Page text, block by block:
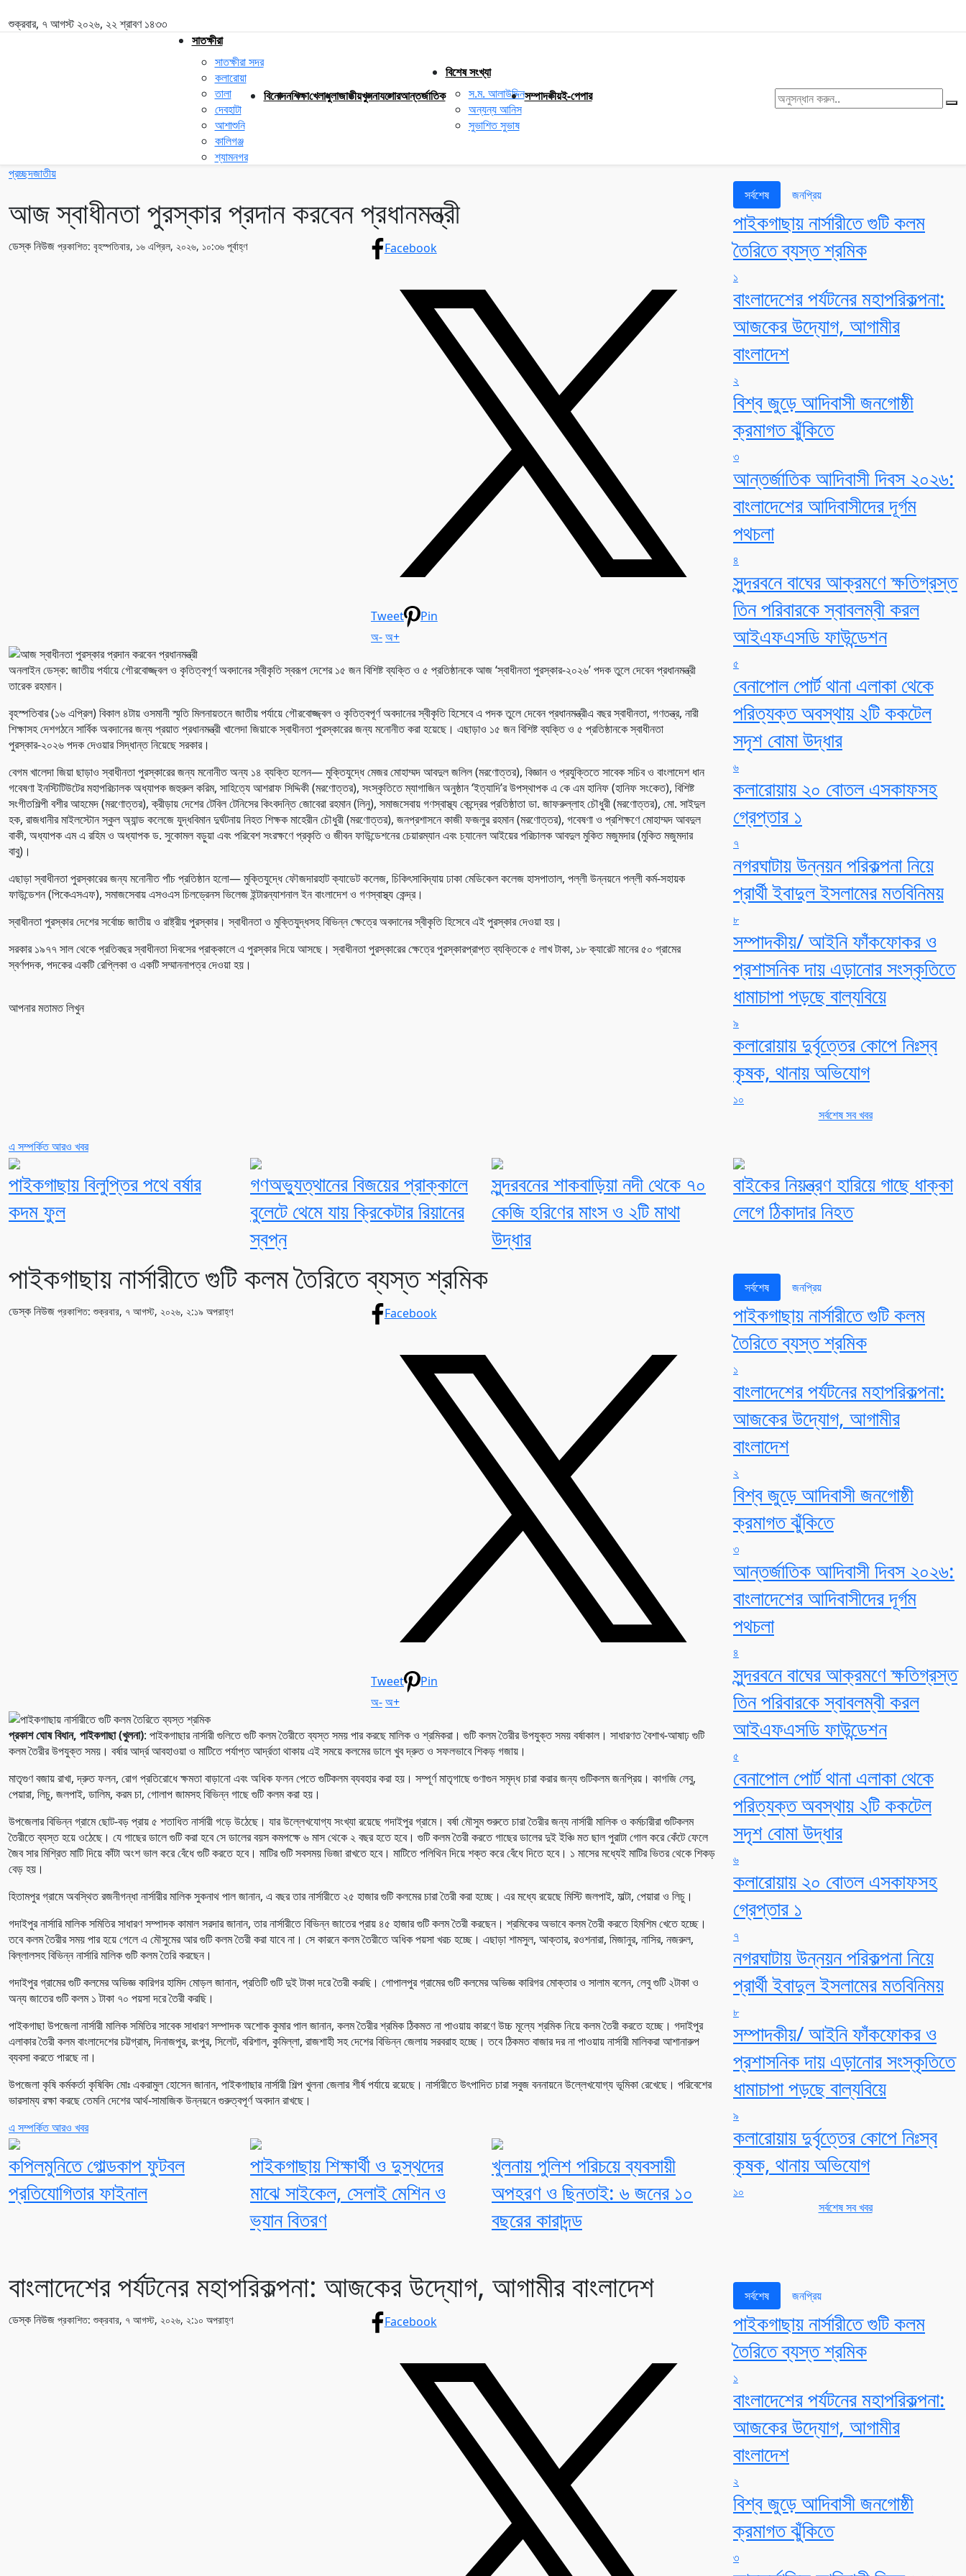
শুক্রবার, ৭ আগস্ট ২০২৬, ২২ শ্রাবণ ১৪৩৩
সাতক্ষীরা
সাতক্ষীরা সদর
কলারোয়া
তালা
দেবহাটা
আশাশুনি
কালিগঞ্জ
শ্যামনগর
বিনোদনশিক্ষাখেলাধুলাজাতীয়খুলনাযশোরআন্তর্জাতিক
বিশেষ সংখ্যা
স.ম. আলাউদ্দিন
অন্যন্য আনিস
সুভাশিত সুভাষ
সম্পাদকীয়ই-পেপার
প্রচ্ছদজাতীয়
আজ স্বাধীনতা পুরস্কার প্রদান করবেন প্রধানমন্ত্রী
ডেস্ক নিউজ প্রকাশিত: বৃহস্পতিবার, ১৬ এপ্রিল, ২০২৬, ১০:৩৬ পূর্বাহ্ণ Facebook
Tweet
Pin
অ-অ+
অনলাইন ডেস্ক: জাতীয় পর্যায়ে গৌরবোজ্জ্বল ও কৃতিত্বপূর্ণ অবদানের স্বীকৃতি স্বরূপ দেশের ১৫ জন বিশিষ্ট ব্যক্তি ও ৫ প্রতিষ্ঠানকে আজ ‘স্বাধীনতা পুরস্কার-২০২৬’ পদক তুলে দেবেন প্রধানমন্ত্রী
তারেক রহমান।
বৃহস্পতিবার (১৬ এপ্রিল) বিকাল ৪টায় ওসমানী স্মৃতি মিলনায়তনে জাতীয় পর্যায়ে গৌরবোজ্জ্বল ও কৃতিত্বপূর্ণ অবদানের স্বীকৃতি হিসেবে এ পদক তুলে দেবেন প্রধানমন্ত্রীএ বছর স্বাধীনতা, গণতন্ত্র, নারী
শিক্ষাসহ দেশগঠনে সার্বিক অবদানের জন্য প্রয়াত প্রধানমন্ত্রী খালেদা জিয়াকে স্বাধীনতা পুরস্কারের জন্য মনোনীত করা হয়েছে। এছাড়াও ১৫ জন বিশিষ্ট ব্যক্তি ও ৫ প্রতিষ্ঠানকে স্বাধীনতা
পুরস্কার-২০২৬ পদক দেওয়ার সিদ্ধান্ত নিয়েছে সরকার।
বেগম খালেদা জিয়া ছাড়াও স্বাধীনতা পুরস্কারের জন্য মনোনীত অন্য ১৪ ব্যক্তি হলেন— মুক্তিযুদ্ধে মেজর মোহাম্মদ আবদুল জলিল (মরণোত্তর), বিজ্ঞান ও প্রযুক্তিতে সাবেক সচিব ও বাংলাদেশ ধান
গবেষণা ইনস্টিটিউটের মহাপরিচালক অধ্যাপক জহুরুল করিম, সাহিত্যে আশরাফ সিদ্দিকী (মরণোত্তর), সংস্কৃতিতে ম্যাগাজিন অনুষ্ঠান ‘ইত্যাদি’র উপস্থাপক এ কে এম হানিফ (হানিফ সংকেত), বিশিষ্ট
সংগীতশিল্পী বশীর আহমেদ (মরণোত্তর), ক্রীড়ায় দেশের টেবিল টেনিসের কিংবদন্তি জোবেরা রহমান (লিনু), সমাজসেবায় গণস্বাস্থ্য কেন্দ্রের প্রতিষ্ঠাতা ডা. জাফরুল্লাহ চৌধুরী (মরণোত্তর), মো. সাইদুল
হক, রাজধানীর মাইলস্টোন স্কুল অ্যান্ড কলেজে যুদ্ধবিমান দুর্ঘটনায় নিহত শিক্ষক মাহেরীন চৌধুরী (মরণোত্তর), জনপ্রশাসনে কাজী ফজলুর রহমান (মরণোত্তর), গবেষণা ও প্রশিক্ষণে মোহাম্মদ আবদুল
বাকী, অধ্যাপক এম এ রহিম ও অধ্যাপক ড. সুকোমল বড়ুয়া এবং পরিবেশ সংরক্ষণে প্রকৃতি ও জীবন ফাউন্ডেশনের চেয়ারম্যান এবং চ্যানেল আইয়ের পরিচালক আবদুল মুকিত মজুমদার (মুকিত মজুমদার
বাবু)।
এছাড়া স্বাধীনতা পুরস্কারের জন্য মনোনীত পাঁচ প্রতিষ্ঠান হলো— মুক্তিযুদ্ধে ফৌজদারহাট ক্যাডেট কলেজ, চিকিৎসাবিদ্যায় ঢাকা মেডিকেল কলেজ হাসপাতাল, পল্লী উন্নয়নে পল্লী কর্ম-সহায়ক
ফাউন্ডেশন (পিকেএসএফ), সমাজসেবায় এসওএস চিলড্রেনস ভিলেজ ইন্টারন্যাশনাল ইন বাংলাদেশ ও গণস্বাস্থ্য কেন্দ্র।
স্বাধীনতা পুরস্কার দেশের সর্বোচ্চ জাতীয় ও রাষ্ট্রীয় পুরস্কার। স্বাধীনতা ও মুক্তিযুদ্ধসহ বিভিন্ন ক্ষেত্রে অবদানের স্বীকৃতি হিসেবে এই পুরস্কার দেওয়া হয়।
সরকার ১৯৭৭ সাল থেকে প্রতিবছর স্বাধীনতা দিবসের প্রাক্কালে এ পুরস্কার দিয়ে আসছে। স্বাধীনতা পুরস্কারের ক্ষেত্রে পুরস্কারপ্রাপ্ত ব্যক্তিকে ৫ লাখ টাকা, ১৮ ক্যারেট মানের ৫০ গ্রামের
স্বর্ণপদক, পদকের একটি রেপ্লিকা ও একটি সম্মাননাপত্র দেওয়া হয়।
আপনার মতামত লিখুন
সর্বশেষ জনপ্রিয়
পাইকগাছায় নার্সারীতে গুটি কলম
তৈরিতে ব্যস্ত শ্রমিক
১
বাংলাদেশের পর্যটনের মহাপরিকল্পনা:
আজকের উদ্যোগ, আগামীর
বাংলাদেশ
২
বিশ্ব জুড়ে আদিবাসী জনগোষ্ঠী
ক্রমাগত ঝুঁকিতে
৩
আন্তর্জাতিক আদিবাসী দিবস ২০২৬:
বাংলাদেশের আদিবাসীদের দূর্গম
পথচলা
৪
সুন্দরবনে বাঘের আক্রমণে ক্ষতিগ্রস্ত
তিন পরিবারকে স্বাবলম্বী করল
আইএফএসডি ফাউন্ডেশন
৫
বেনাপোল পোর্ট থানা এলাকা থেকে
পরিত্যক্ত অবস্থায় ২টি ককটেল
সদৃশ বোমা উদ্ধার
৬
কলারোয়ায় ২০ বোতল এসকাফসহ
গ্রেপ্তার ১
৭
নগরঘাটায় উন্নয়ন পরিকল্পনা নিয়ে
প্রার্থী ইবাদুল ইসলামের মতবিনিময়
৮
সম্পাদকীয়/ আইনি ফাঁকফোকর ও
প্রশাসনিক দায় এড়ানোর সংস্কৃতিতে
ধামাচাপা পড়ছে বাল্যবিয়ে
৯
কলারোয়ায় দুর্বৃত্তের কোপে নিঃস্ব
কৃষক, থানায় অভিযোগ
১০
সর্বশেষ সব খবর
এ সম্পর্কিত আরও খবর
পাইকগাছায় বিলুপ্তির পথে বর্ষার
কদম ফুল
গণঅভ্যুত্থানের বিজয়ের প্রাক্কালে
বুলেটে থেমে যায় ক্রিকেটার রিয়ানের
স্বপ্ন
সুন্দরবনের শাকবাড়িয়া নদী থেকে ৭০
কেজি হরিণের মাংস ও ২টি মাথা
উদ্ধার
বাইকের নিয়ন্ত্রণ হারিয়ে গাছে ধাক্কা
লেগে ঠিকাদার নিহত
পাইকগাছায় নার্সারীতে গুটি কলম তৈরিতে ব্যস্ত শ্রমিক
ডেস্ক নিউজ প্রকাশিত: শুক্রবার, ৭ আগস্ট, ২০২৬, ২:১৯ অপরাহ্ণ Facebook
Tweet
Pin
অ-অ+
প্রকাশ ঘোষ বিধান, পাইকগাছা (খুলনা): পাইকগাছার নার্সারী গুলিতে গুটি কলম তৈরীতে ব্যস্ত সময় পার করছে মালিক ও শ্রমিকরা। গুটি কলম তৈরীর উপযুক্ত সময় বর্ষাকাল। সাধারণত বৈশাখ-আষাঢ় গুটি
কলম তৈরীর উপযুক্ত সময়। বর্ষার আর্দ্র আবহাওয়া ও মাটিতে পর্যাপ্ত আর্দ্রতা থাকায় এই সময়ে কলমের ডালে খুব দ্রুত ও সফলভাবে শিকড় গজায়।
মাতৃগুণ বজায় রাখা, দ্রুত ফলন, রোগ প্রতিরোধে ক্ষমতা বাড়ানো এবং অধিক ফলন পেতে গুটিকলম ব্যবহার করা হয়। সম্পূর্ণ মাতৃগাছে গুণাগুন সমৃদ্ধ চারা করার জন্য গুটিকলম জনপ্রিয়। কাগজি লেবু,
পেয়ারা, লিচু, জলপাই, ডালিম, করম চা, গোলাপ জামসহ বিভিন্ন গাছে গুটি কলম করা হয়।
উপজেলার বিভিন্ন গ্রামে ছোট-বড় প্রায় ৫ শতাধিত নার্সারী গড়ে উঠেছে। যার উল্লেখযোগ্য সংখ্যা রয়েছে গদাইপুর গ্রামে। বর্ষা মৌসুম শুরুতে চারা তৈরীর জন্য নার্সারী মালিক ও কর্মচারীরা গুটিকলম
তৈরীতে ব্যস্ত হয়ে ওঠেছে। যে গাছের ডালে গুটি করা হবে সে ডালের বয়স কমপক্ষে ৬ মাস থেকে ২ বছর হতে হবে। গুটি কলম তৈরী করতে গাছের ডালের দুই ইঞ্চি মত ছাল পুরাটা গোল করে কেঁটে ফেলে
জৈব সার মিশ্রিত মাটি দিয়ে কাঁটা অংশ ভাল করে বেঁধে গুটি করতে হবে। মাটির গুটি সবসময় ভিজা রাখতে হবে। মাটিতে পলিথিন দিয়ে শক্ত করে বেঁধে দিতে হবে। ১ মাসের মধ্যেই মাটির ভিতর থেকে শিকড়
বেড় হয়।
হিতামপুর গ্রামে অবস্থিত রজনীগন্ধা নার্সারীর মালিক সুকনাথ পাল জানান, এ বছর তার নার্সারীতে ২৫ হাজার গুটি কলমের চারা তৈরী করা হচ্ছে। এর মধ্যে রয়েছে মিস্টি জলপাই, মাল্টা, পেয়ারা ও লিচু।
গদাইপুর নার্সারি মালিক সমিতির সাধারণ সম্পাদক কামাল সরদার জানান, তার নার্সারীতে বিভিন্ন জাতের প্রায় ৪৫ হাজার গুটি কলম তৈরী করছেন। শ্রমিকের অভাবে কলম তৈরী করতে হিমশিম খেতে হচ্ছে।
তবে কলম তৈরীর সময় পার হয়ে গেলে এ মৌসুমের আর গুটি কলম তৈরী করা যাবে না। সে কারনে কলম তৈরীতে অধিক পয়সা খরচ হচ্ছে। এছাড়া শামসুল, আক্তার, রওশনারা, মিজানুর, নাসির, নজরুল,
বিল্লালসহ বিভিন্ন নার্সারি মালিক গুটি কলম তৈরি করছেন।
গদাইপুর গ্রামের গুটি কলমের অভিজ্ঞ কারিগর হামিদ মোড়ল জানান, প্রতিটি গুটি দুই টাকা দরে তৈরী করছি। গোপালপুর গ্রামের গুটি কলমের অভিজ্ঞ কারিগর মোক্তার ও সালাম বলেন, লেবু গুটি ২টাকা ও
অন্য জাতের গুটি কলম ১ টাকা ৭০ পয়সা দরে তৈরী করছি।
পাইকগাছা উপজেলা নার্সারী মালিক সমিতির সাবেক সাধারণ সম্পাদক অশোক কুমার পাল জানান, কলম তৈরীর শ্রমিক ঠিকমত না পাওয়ায় কারণে উচ্চ মূল্যে শ্রমিক নিয়ে কলম তৈরী করতে হচ্ছে। গদাইপুর
এলাকার তৈরী কলম বাংলাদেশের চট্টগ্রাম, দিনাজপুর, রংপুর, সিলেট, বরিশাল, কুমিল্লা, রাজশাহী সহ দেশের বিভিন্ন জেলায় সরবরাহ হচ্ছে। তবে ঠিকমত বাজার দর না পাওয়ায় নার্সারী মালিকরা আশানারুপ
ব্যবসা করতে পারছে না।
উপজেলা কৃষি কর্মকর্তা কৃষিবিদ মোঃ একরামুল হোসেন জানান, পাইকগাছার নার্সারী শিল্প খুলনা জেলার শীর্ষ পর্যায়ে রয়েছে। নার্সারীতে উৎপাদিত চারা সবুজ বননায়নে উল্লেখযোগ্য ভূমিকা রেখেছে। পরিবেশের
ভারসাম্য রক্ষা করছে তেমনি দেশের আর্থ-সামাজিক উন্নয়নে গুরুত্বপূর্ণ অবদান রাখছে।
এ সম্পর্কিত আরও খবর
কপিলমুনিতে গোল্ডকাপ ফুটবল
প্রতিযোগিতার ফাইনাল
পাইকগাছায় শিক্ষার্থী ও দুস্থদের
মাঝে সাইকেল, সেলাই মেশিন ও
ভ্যান বিতরণ
খুলনায় পুলিশ পরিচয়ে ব্যবসায়ী
অপহরণ ও ছিনতাই: ৬ জনের ১০
বছরের কারাদন্ড
সর্বশেষ জনপ্রিয়
পাইকগাছায় নার্সারীতে গুটি কলম
তৈরিতে ব্যস্ত শ্রমিক
১
বাংলাদেশের পর্যটনের মহাপরিকল্পনা:
আজকের উদ্যোগ, আগামীর
বাংলাদেশ
২
বিশ্ব জুড়ে আদিবাসী জনগোষ্ঠী
ক্রমাগত ঝুঁকিতে
৩
আন্তর্জাতিক আদিবাসী দিবস ২০২৬:
বাংলাদেশের আদিবাসীদের দূর্গম
পথচলা
৪
সুন্দরবনে বাঘের আক্রমণে ক্ষতিগ্রস্ত
তিন পরিবারকে স্বাবলম্বী করল
আইএফএসডি ফাউন্ডেশন
৫
বেনাপোল পোর্ট থানা এলাকা থেকে
পরিত্যক্ত অবস্থায় ২টি ককটেল
সদৃশ বোমা উদ্ধার
৬
কলারোয়ায় ২০ বোতল এসকাফসহ
গ্রেপ্তার ১
৭
নগরঘাটায় উন্নয়ন পরিকল্পনা নিয়ে
প্রার্থী ইবাদুল ইসলামের মতবিনিময়
৮
সম্পাদকীয়/ আইনি ফাঁকফোকর ও
প্রশাসনিক দায় এড়ানোর সংস্কৃতিতে
ধামাচাপা পড়ছে বাল্যবিয়ে
৯
কলারোয়ায় দুর্বৃত্তের কোপে নিঃস্ব
কৃষক, থানায় অভিযোগ
১০
সর্বশেষ সব খবর
বাংলাদেশের পর্যটনের মহাপরিকল্পনা: আজকের উদ্যোগ, আগামীর বাংলাদেশ
ডেস্ক নিউজ প্রকাশিত: শুক্রবার, ৭ আগস্ট, ২০২৬, ২:১০ অপরাহ্ণ Facebook
সর্বশেষ জনপ্রিয়
পাইকগাছায় নার্সারীতে গুটি কলম
তৈরিতে ব্যস্ত শ্রমিক
১
বাংলাদেশের পর্যটনের মহাপরিকল্পনা:
আজকের উদ্যোগ, আগামীর
বাংলাদেশ
২
বিশ্ব জুড়ে আদিবাসী জনগোষ্ঠী
ক্রমাগত ঝুঁকিতে
৩